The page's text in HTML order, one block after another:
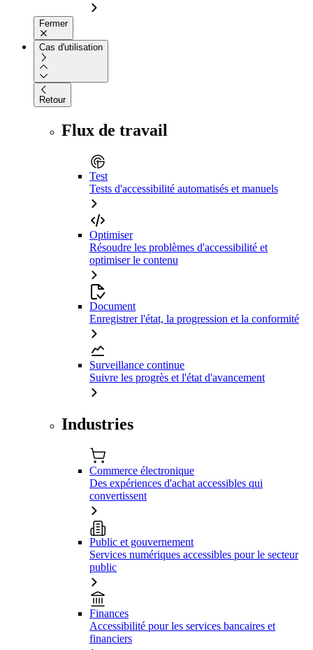
Fermer
Cas d'utilisation
Retour
Flux de travail
Test
Tests d'accessibilité automatisés et manuels
Optimiser
Résoudre les problèmes d'accessibilité et
optimiser le contenu
Document
Enregistrer l'état, la progression et la conformité
Surveillance continue
Suivre les progrès et l'état d'avancement
Industries
Commerce électronique
Des expériences d'achat accessibles qui
convertissent
Public et gouvernement
Services numériques accessibles pour le secteur
public
Finances
Accessibilité pour les services bancaires et
financiers